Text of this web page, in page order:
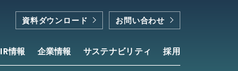
IR情報 企業情報 サステナビリティ 採用
資料ダウンロード お問い合わせ